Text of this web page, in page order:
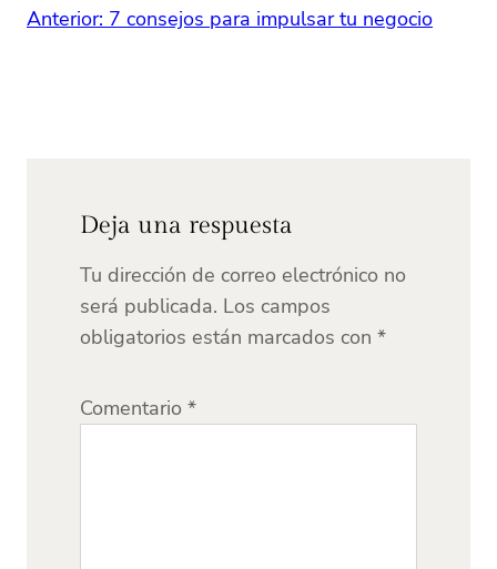
Anterior: 7 consejos para impulsar tu negocio
Deja una respuesta
Tu dirección de correo electrónico no
será publicada. Los campos
obligatorios están marcados con *
Comentario *